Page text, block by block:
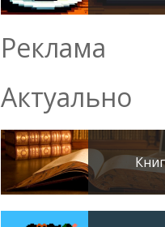
Реклама
Актуально